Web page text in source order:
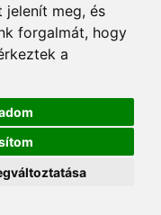
meg, és
forgalmát, hogy
a
Kapcsolat ÁSZF
szabályzat